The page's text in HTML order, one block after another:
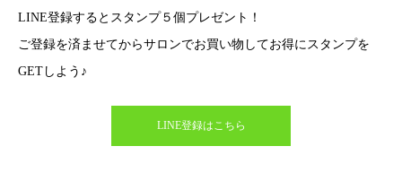
LINE登録するとスタンプ５個プレゼント！
ご登録を済ませてからサロンでお買い物してお得にスタンプを
GETしよう♪
LINE登録はこちら